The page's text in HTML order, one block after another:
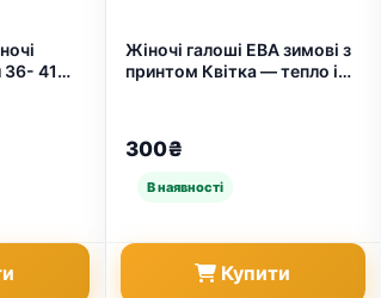
36- 41
Жіночі галоші ЕВА зимові з
принтом Квітка — тепло і
300₴
Купити